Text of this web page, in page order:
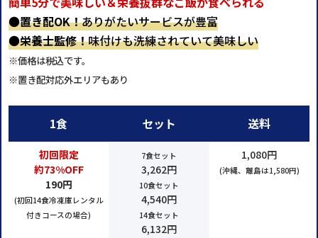
●置き配OK！ありがたいサービスが豊富
●栄養士監修！味付けも洗練されていて美味しい
※価格は税込です。
※置き配対応外エリアもあり
1食
初回限定
約73%OFF
190円
(初回14食冷凍庫レンタル
付きコースの場合)
セット
7食セット
3,262円
10食セット
4,540円
14食セット
6,132円
送料
1,080円
(沖縄、離島は1,580円)